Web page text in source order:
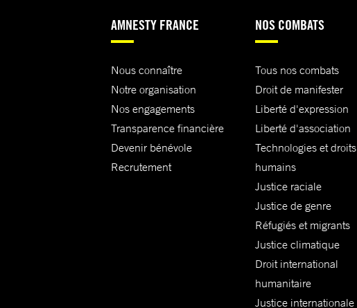
AMNESTY FRANCE
Nous connaître
Notre organisation
Nos engagements
Transparence financière
Devenir bénévole
Recrutement
NOS COMBATS
Tous nos combats
Droit de manifester
Liberté d'expression
Liberté d'association
Technologies et droits
humains
Justice raciale
Justice de genre
Réfugiés et migrants
Justice climatique
Droit international
humanitaire
Justice internationale